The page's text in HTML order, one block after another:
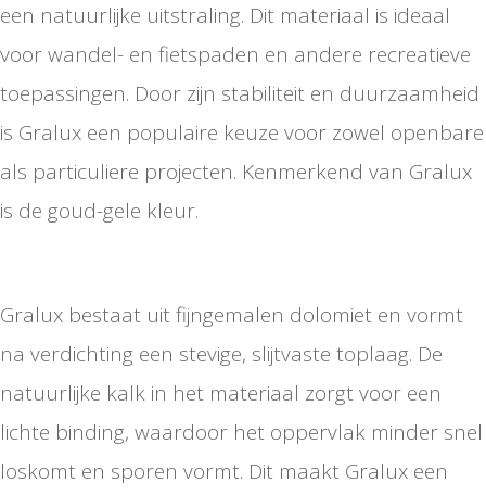
een natuurlijke uitstraling. Dit materiaal is ideaal
voor wandel- en fietspaden en andere recreatieve
toepassingen. Door zijn stabiliteit en duurzaamheid
is Gralux een populaire keuze voor zowel openbare
als particuliere projecten. Kenmerkend van Gralux
is de goud-gele kleur.
Gralux bestaat uit fijngemalen dolomiet en vormt
na verdichting een stevige, slijtvaste toplaag. De
natuurlijke kalk in het materiaal zorgt voor een
lichte binding, waardoor het oppervlak minder snel
loskomt en sporen vormt. Dit maakt Gralux een